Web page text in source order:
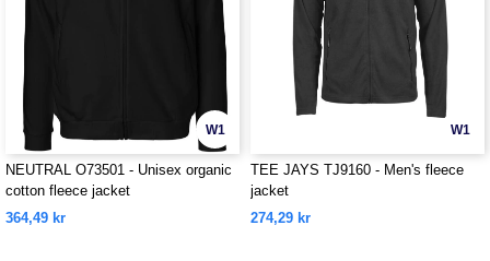
W1
NEUTRAL O73501 - Unisex organic
cotton fleece jacket
364,49 kr
W1
TEE JAYS TJ9160 - Men's fleece
jacket
274,29 kr